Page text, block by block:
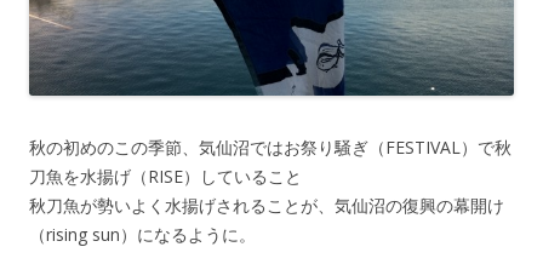
秋の初めのこの季節、気仙沼ではお祭り騒ぎ（FESTIVAL）で秋
刀魚を水揚げ（RISE）していること
秋刀魚が勢いよく水揚げされることが、気仙沼の復興の幕開け
（rising sun）になるように。